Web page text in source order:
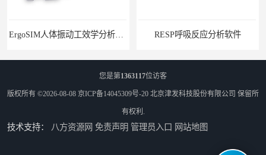
RESP呼吸反应分析软件
您是第1363117位访客
版权所有 ©2026-08-08 京ICP备14045309号-20 北京津发科技股份有限公司 保留所
有权利.
技术支持： 八方资源网 免责声明 管理员入口 网站地图